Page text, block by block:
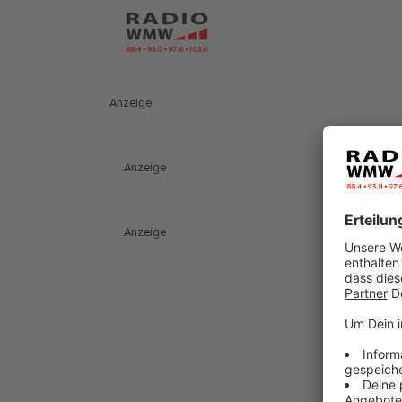
Anzeige
Anzeige
Anzeige